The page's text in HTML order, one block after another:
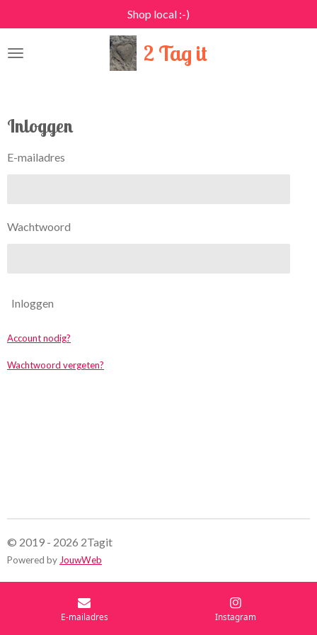
direct
naar
2 Tag it
Shop local :-)
Inloggen
E-mailadres
Wachtwoord
Inloggen
Account nodig?
Wachtwoord vergeten?
© 2019 - 2026 2Tagit
Powered by JouwWeb
E-mailadres Instagram